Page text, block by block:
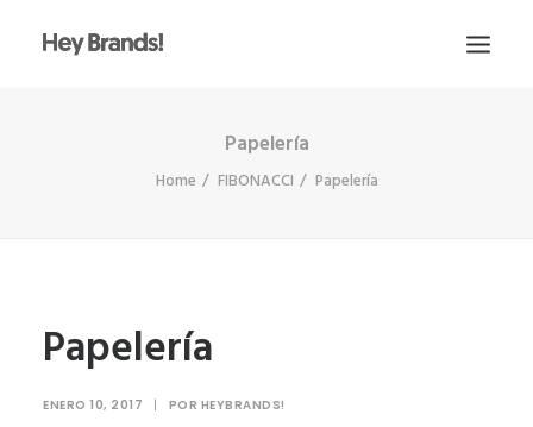
ESCRÍBENOS
Papelería
Home FIBONACCI Papelería
Papelería
ENERO 10, 2017 | POR HEYBRANDS!